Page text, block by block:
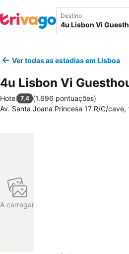
Destino
Ver todas as estadias em Lisboa
4u Lisbon Vi
Hotel 7,4 (1.696 pontuações)
Av. Santa Joana Princesa 17 R/C/
A carregar